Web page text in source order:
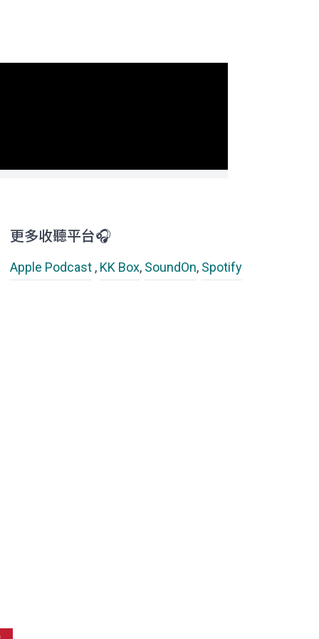
更多收聽平台🎧
Apple Podcast , KK Box, SoundOn, Spotify